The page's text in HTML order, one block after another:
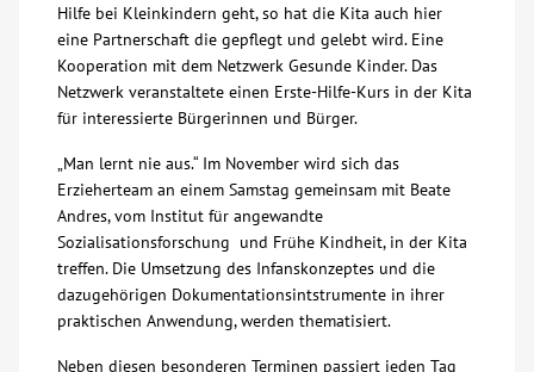
Hilfe bei Kleinkindern geht, so hat die Kita auch hier
eine Partnerschaft die gepflegt und gelebt wird. Eine
Kooperation mit dem Netzwerk Gesunde Kinder. Das
Netzwerk veranstaltete einen Erste-Hilfe-Kurs in der Kita
für interessierte Bürgerinnen und Bürger.
„Man lernt nie aus.“ Im November wird sich das
Erzieherteam an einem Samstag gemeinsam mit Beate
Andres, vom Institut für angewandte
Sozialisationsforschung und Frühe Kindheit, in der Kita
treffen. Die Umsetzung des Infanskonzeptes und die
dazugehörigen Dokumentationsintstrumente in ihrer
praktischen Anwendung, werden thematisiert.
Neben diesen besonderen Terminen passiert jeden Tag